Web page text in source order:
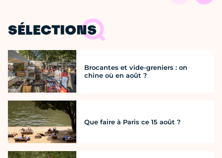
SÉLECTIONS
Brocantes et vide-greniers : on
chine où en août ?
Que faire à Paris ce 15 août ?